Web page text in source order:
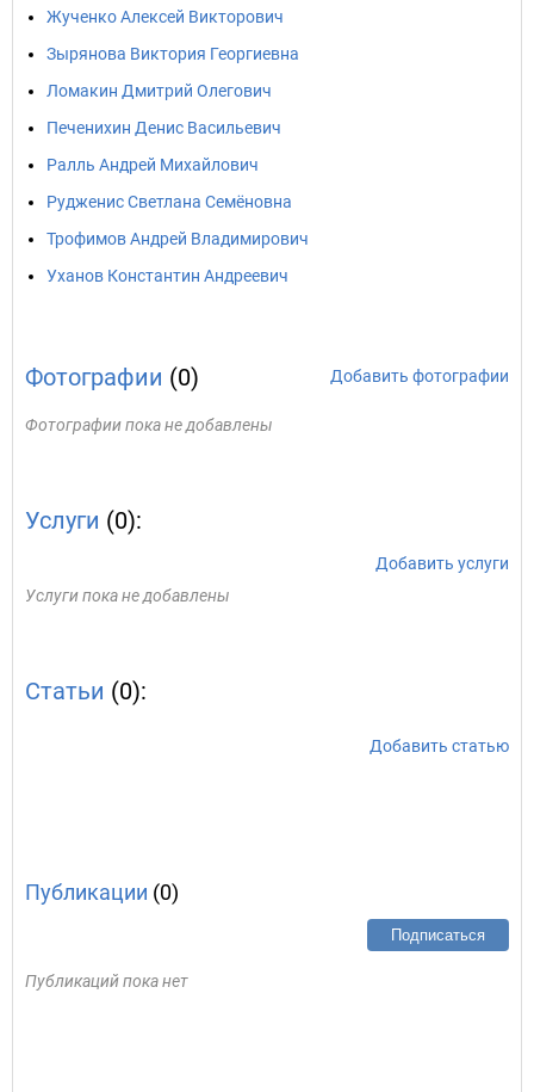
Жученко Алексей Викторович
Зырянова Виктория Георгиевна
Ломакин Дмитрий Олегович
Печенихин Денис Васильевич
Ралль Андрей Михайлович
Рудженис Светлана Семёновна
Трофимов Андрей Владимирович
Уханов Константин Андреевич
Фотографии (0) Добавить фотографии
Фотографии пока не добавлены
Услуги (0):
Добавить услуги
Услуги пока не добавлены
Статьи (0):
Добавить статью
Публикации (0)
Подписаться
Публикаций пока нет